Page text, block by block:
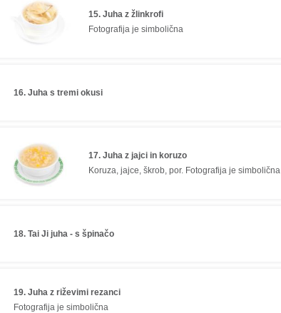
15. Juha z žlinkrofi
Fotografija je simbolična
16. Juha s tremi okusi
17. Juha z jajci in koruzo
Koruza, jajce, škrob, por. Fotografija je simbolična
18. Tai Ji juha - s špinačo
19. Juha z riževimi rezanci
Fotografija je simbolična